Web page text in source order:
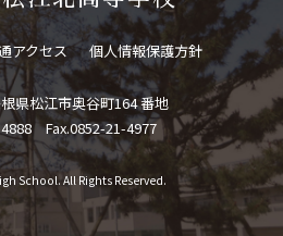
アクセス 個人情報保護方針
県松江市奥谷町164 番地
Fax.0852-21-4977
School. All Rights Reserved.